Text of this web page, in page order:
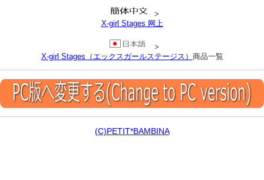
>
X-girl Stages 网上
>
X-girl Stages（エックスガールステージス） 商品一覧
(C)PETIT*BAMBINA